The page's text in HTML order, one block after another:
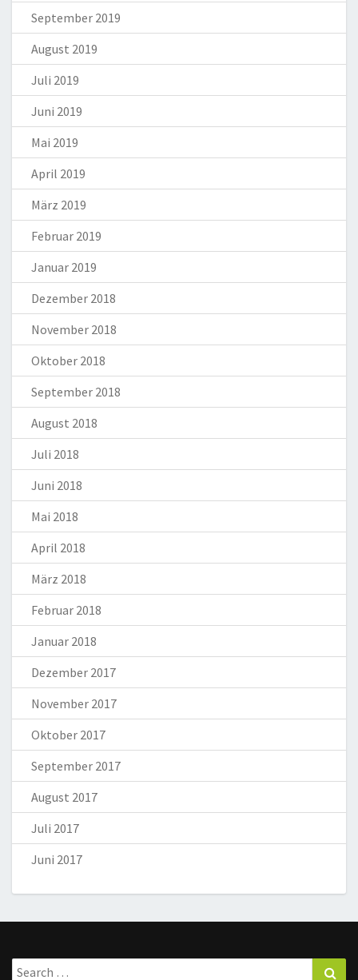
September 2019
August 2019
Juli 2019
Juni 2019
Mai 2019
April 2019
März 2019
Februar 2019
Januar 2019
Dezember 2018
November 2018
Oktober 2018
September 2018
August 2018
Juli 2018
Juni 2018
Mai 2018
April 2018
März 2018
Februar 2018
Januar 2018
Dezember 2017
November 2017
Oktober 2017
September 2017
August 2017
Juli 2017
Juni 2017
Search